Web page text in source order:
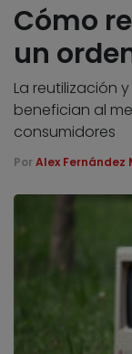
Cómo
un
La reutilización
benefician al
consumidores
Por Alex Fernández